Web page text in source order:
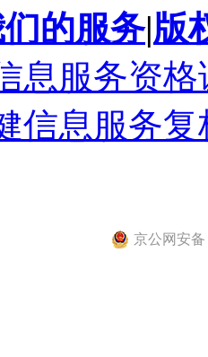
的服务|版
息服务资
信息服务
京公网安备